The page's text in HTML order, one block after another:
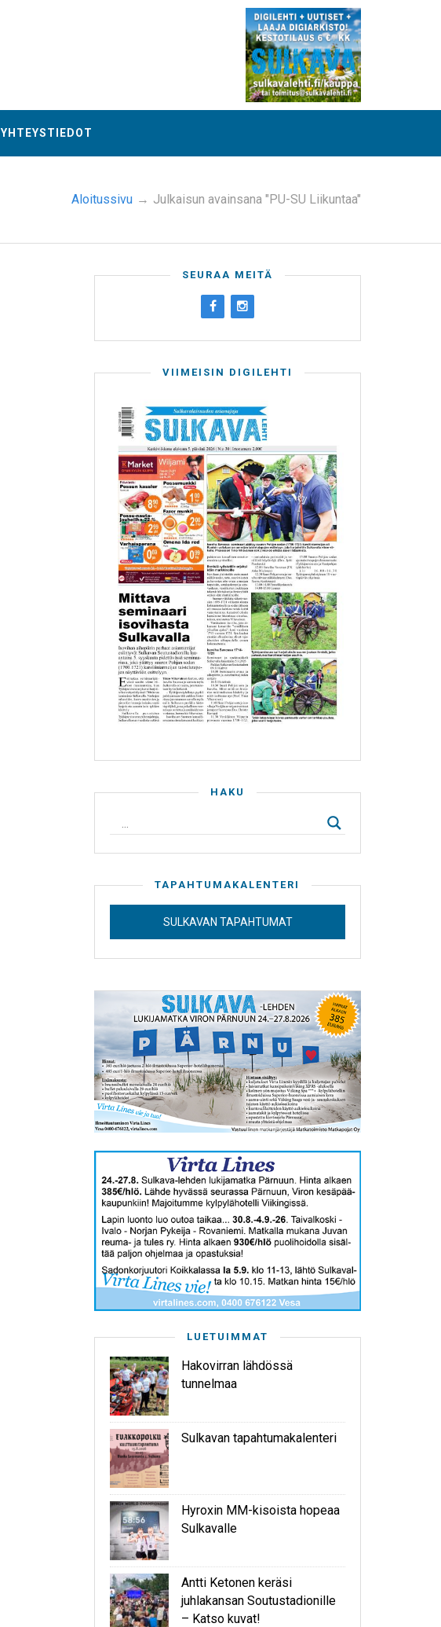
YHTEYSTIEDOT
Aloitussivu → Julkaisun avainsana "PU-SU Liikuntaa"
SEURAA MEITÄ
VIIMEISIN DIGILEHTI
HAKU
TAPAHTUMAKALENTERI
SULKAVAN TAPAHTUMAT
LUETUIMMAT
Hakovirran lähdössä
tunnelmaa
Sulkavan tapahtumakalenteri
Hyroxin MM-kisoista hopeaa
Sulkavalle
Antti Ketonen keräsi
juhlakansan Soutustadionille
– Katso kuvat!